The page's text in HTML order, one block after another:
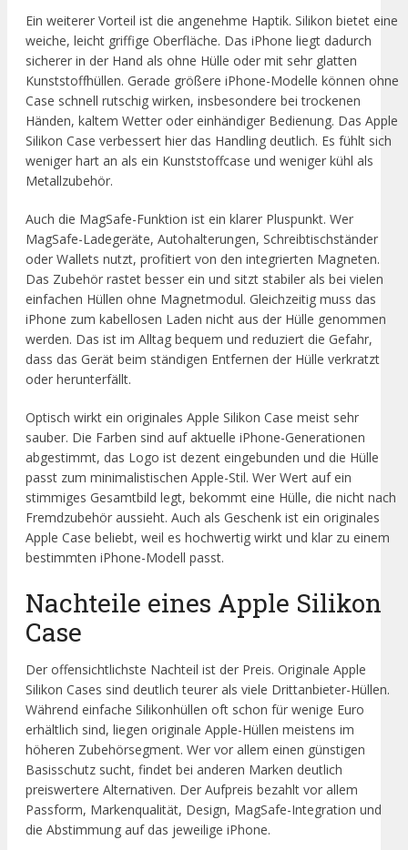
Ein weiterer Vorteil ist die angenehme Haptik. Silikon bietet eine
weiche, leicht griffige Oberfläche. Das iPhone liegt dadurch
sicherer in der Hand als ohne Hülle oder mit sehr glatten
Kunststoffhüllen. Gerade größere iPhone-Modelle können ohne
Case schnell rutschig wirken, insbesondere bei trockenen
Händen, kaltem Wetter oder einhändiger Bedienung. Das Apple
Silikon Case verbessert hier das Handling deutlich. Es fühlt sich
weniger hart an als ein Kunststoffcase und weniger kühl als
Metallzubehör.
Auch die MagSafe-Funktion ist ein klarer Pluspunkt. Wer
MagSafe-Ladegeräte, Autohalterungen, Schreibtischständer
oder Wallets nutzt, profitiert von den integrierten Magneten.
Das Zubehör rastet besser ein und sitzt stabiler als bei vielen
einfachen Hüllen ohne Magnetmodul. Gleichzeitig muss das
iPhone zum kabellosen Laden nicht aus der Hülle genommen
werden. Das ist im Alltag bequem und reduziert die Gefahr,
dass das Gerät beim ständigen Entfernen der Hülle verkratzt
oder herunterfällt.
Optisch wirkt ein originales Apple Silikon Case meist sehr
sauber. Die Farben sind auf aktuelle iPhone-Generationen
abgestimmt, das Logo ist dezent eingebunden und die Hülle
passt zum minimalistischen Apple-Stil. Wer Wert auf ein
stimmiges Gesamtbild legt, bekommt eine Hülle, die nicht nach
Fremdzubehör aussieht. Auch als Geschenk ist ein originales
Apple Case beliebt, weil es hochwertig wirkt und klar zu einem
bestimmten iPhone-Modell passt.
Nachteile eines Apple Silikon
Case
Der offensichtlichste Nachteil ist der Preis. Originale Apple
Silikon Cases sind deutlich teurer als viele Drittanbieter-Hüllen.
Während einfache Silikonhüllen oft schon für wenige Euro
erhältlich sind, liegen originale Apple-Hüllen meistens im
höheren Zubehörsegment. Wer vor allem einen günstigen
Basisschutz sucht, findet bei anderen Marken deutlich
preiswertere Alternativen. Der Aufpreis bezahlt vor allem
Passform, Markenqualität, Design, MagSafe-Integration und
die Abstimmung auf das jeweilige iPhone.